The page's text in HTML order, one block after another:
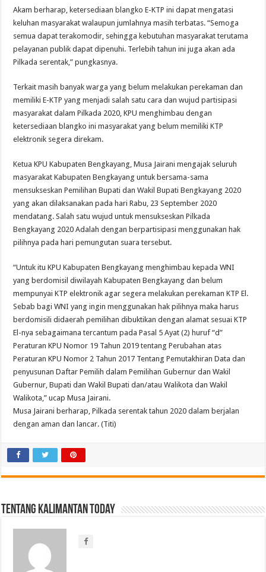
Akam berharap, ketersediaan blangko E-KTP ini dapat mengatasi
keluhan masyarakat walaupun jumlahnya masih terbatas. “Semoga
semua dapat terakomodir, sehingga kebutuhan masyarakat terutama
pelayanan publik dapat dipenuhi. Terlebih tahun ini juga akan ada
Pilkada serentak,” pungkasnya.
Terkait masih banyak warga yang belum melakukan perekaman dan
memiliki E-KTP yang menjadi salah satu cara dan wujud partisipasi
masyarakat dalam Pilkada 2020, KPU menghimbau dengan
ketersediaan blangko ini masyarakat yang belum memiliki KTP
elektronik segera direkam.
Ketua KPU Kabupaten Bengkayang, Musa Jairani mengajak seluruh
masyarakat Kabupaten Bengkayang untuk bersama-sama
mensukseskan Pemilihan Bupati dan Wakil Bupati Bengkayang 2020
yang akan dilaksanakan pada hari Rabu, 23 September 2020
mendatang. Salah satu wujud untuk mensukseskan Pilkada
Bengkayang 2020 Adalah dengan berpartisipasi menggunakan hak
pilihnya pada hari pemungutan suara tersebut.
“Untuk itu KPU Kabupaten Bengkayang menghimbau kepada WNI
yang berdomisil diwilayah Kabupaten Bengkayang dan belum
mempunyai KTP elektronik agar segera melakukan perekaman KTP El.
Sebab bagi WNI yang ingin menggunakan hak pilihnya maka harus
berdomisili didaerah pemilihan dibuktikan dengan alamat sesuai KTP
El-nya sebagaimana tercantum pada Pasal 5 Ayat (2) huruf “d”
Peraturan KPU Nomor 19 Tahun 2019 tentang Perubahan atas
Peraturan KPU Nomor 2 Tahun 2017 Tentang Pemutakhiran Data dan
penyusunan Daftar Pemilih dalam Pemilihan Gubernur dan Wakil
Gubernur, Bupati dan Wakil Bupati dan/atau Walikota dan Wakil
Walikota,” ucap Musa Jairani.
Musa Jairani berharap, Pilkada serentak tahun 2020 dalam berjalan
dengan aman dan lancar. (Titi)
Tentang Kalimantan Today